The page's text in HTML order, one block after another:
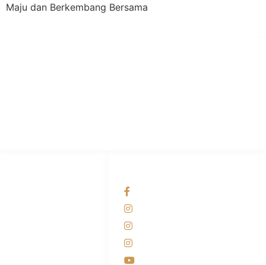
Maju dan Berkembang Bersama